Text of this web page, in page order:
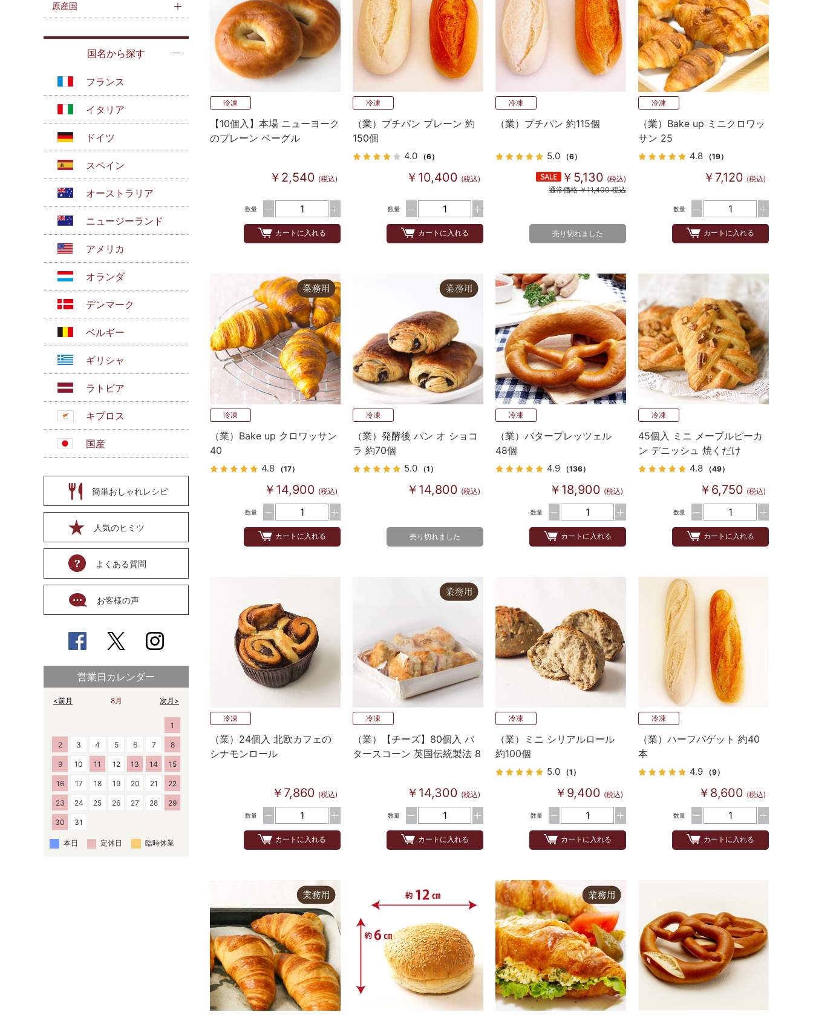
原産国
国名から探す
フランス
イタリア
ドイツ
スペイン
オーストラリア
ニュージーランド
アメリカ
オランダ
デンマーク
ベルギー
ギリシャ
ラトビア
キプロス
国産
簡単おしゃれレシピ
人気のヒミツ
よくある質問
お客様の声
営業日カレンダー
8月
<前月 次月>
1
2 3 4 5 6 7 8
9 10 11 12 13 14 15
16 17 18 19 20 21 22
23 24 25 26 27 28 29
30 31
本日 定休日 臨時休業
冷凍
【10個入】本場 ニューヨーク
のプレーン ベーグル
￥2,540 (税込)
数量
カートに入れる
冷凍
（業）プチパン プレーン 約
150個
4.0 （6）
￥10,400 (税込)
数量
カートに入れる
冷凍
（業）プチパン 約115個
5.0 （6）
￥5,130 (税込)
通常価格 ￥11,400 税込
売り切れました
冷凍
（業）Bake up ミニクロワッ
サン 25
4.8 （19）
￥7,120 (税込)
数量
カートに入れる
冷凍
（業）Bake up クロワッサン
40
4.8 （17）
￥14,900 (税込)
数量
カートに入れる
冷凍
（業）発酵後 パン オ ショコ
ラ 約70個
5.0 （1）
￥14,800 (税込)
売り切れました
冷凍
（業）バタープレッツェル
48個
4.9 （136）
￥18,900 (税込)
数量
カートに入れる
冷凍
45個入 ミニ メープルピーカ
ン デニッシュ 焼くだけ
4.8 （49）
￥6,750 (税込)
数量
カートに入れる
冷凍
（業）24個入 北欧カフェの
シナモンロール
￥7,860 (税込)
数量
カートに入れる
冷凍
（業）【チーズ】80個入 バ
タースコーン 英国伝統製法 8
￥14,300 (税込)
数量
カートに入れる
冷凍
（業）ミニ シリアルロール
約100個
5.0 （1）
￥9,400 (税込)
数量
カートに入れる
冷凍
（業）ハーフバゲット 約40
本
4.9 （9）
￥8,600 (税込)
数量
カートに入れる